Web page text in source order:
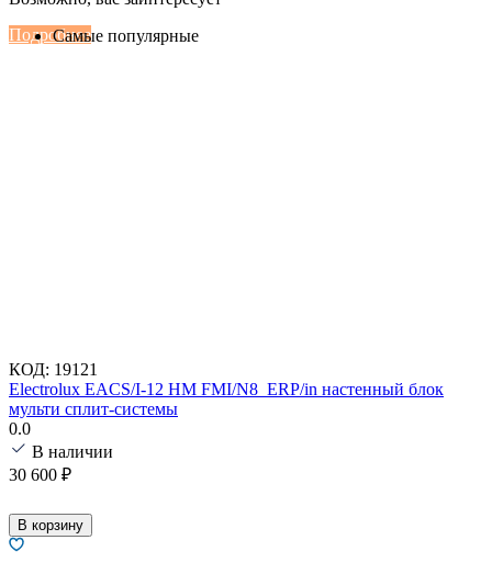
ПодробнееСамые популярные
КОД: 19121
Electrolux EACS/I-12 HM FMI/N8_ERP/in настенный блок
мульти сплит-системы
0.0
В наличии
30 600 ₽
В корзину